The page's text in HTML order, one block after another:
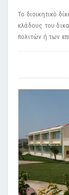
Το διοικητικό
κλάδους του
πολιτών ή των